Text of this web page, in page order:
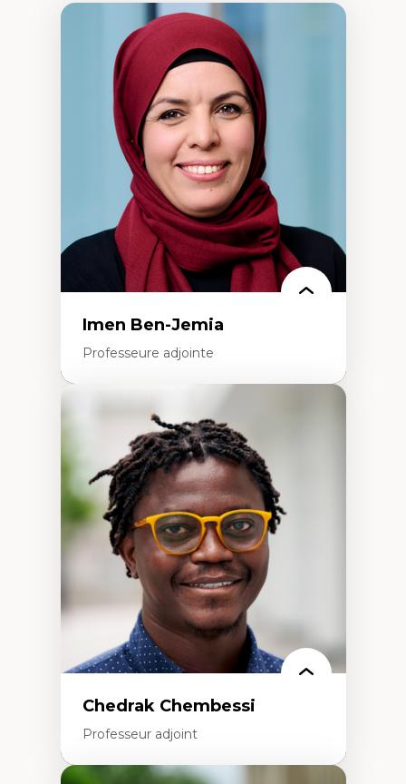
Imen Ben-Jemia
Professeure adjointe
Expertises
Discours sur la ville et représentations
Mosquées, formes et usages au Canada
Reconnaissance et représentations des
communautés immigrantes dans l'espace
urbain
Design architectural et urbain
Patrimoine et patrimonialisation
Études postcoloniales et décolonisation des
savoirs
Chedrak Chembessi
Professeur adjoint